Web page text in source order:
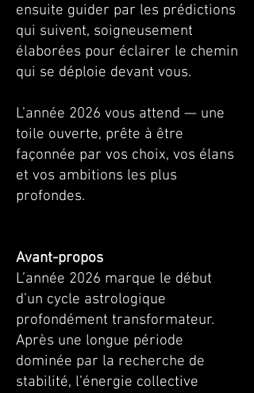
ensuite guider par les prédictions
qui suivent, soigneusement
élaborées pour éclairer le chemin
qui se déploie devant vous.
L’année 2026 vous attend — une
toile ouverte, prête à être
façonnée par vos choix, vos élans
et vos ambitions les plus
profondes.
Avant-propos
L’année 2026 marque le début
d’un cycle astrologique
profondément transformateur.
Après une longue période
dominée par la recherche de
stabilité, l’énergie collective